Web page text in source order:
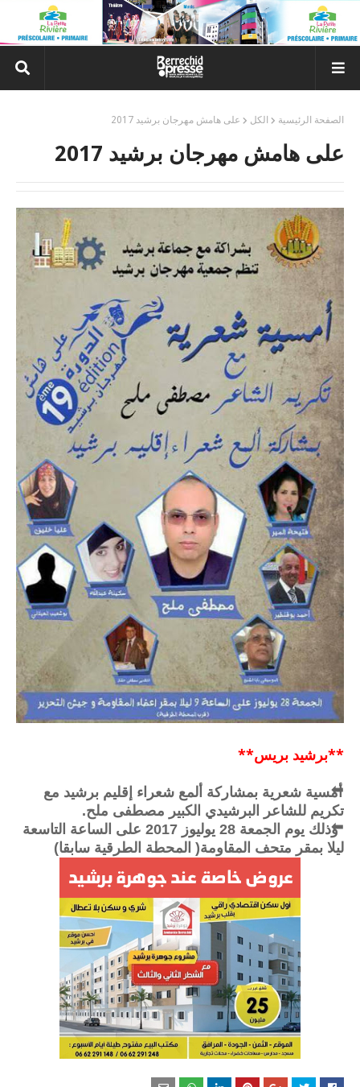
الصفحة الرئيسية الكل على هامش مهرجان برشيد 2017
على هامش مهرجان برشيد 2017
**برشيد بريس**
⬅
أمسية شعرية بمشاركة ألمع شعراء إقليم برشيد مع
تكريم للشاعر البرشيدي الكبير مصطفى ملح.
⬅
وذلك يوم الجمعة 28 يوليوز 2017 على الساعة التاسعة
ليلا بمقر متحف المقاومة( المحطة الطرقية سابقا)